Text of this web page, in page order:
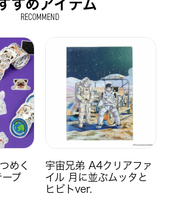
すめアイテム
RECOMMEND
めく
プ
宇宙兄弟 A4クリアファ
イル 月に並ぶムッタと
ヒビトver.